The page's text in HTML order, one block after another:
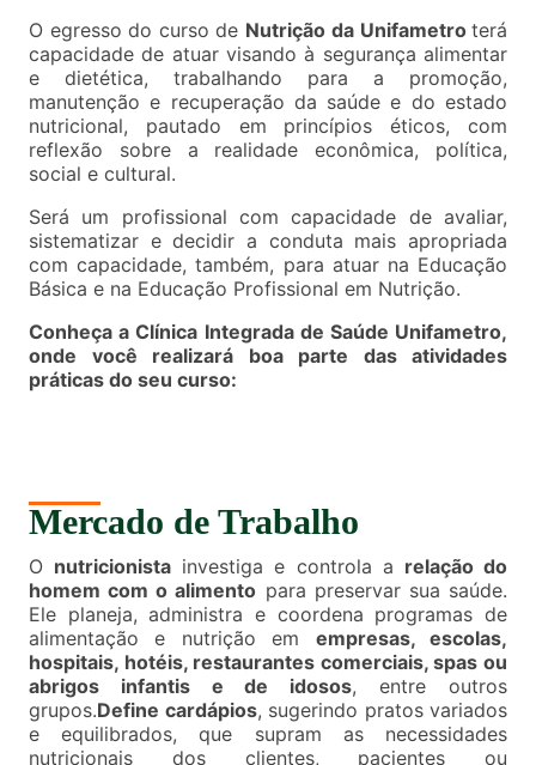
O egresso do curso de Nutrição da Unifametro terá
capacidade de atuar visando à segurança alimentar
e dietética, trabalhando para a promoção,
manutenção e recuperação da saúde e do estado
nutricional, pautado em princípios éticos, com
reflexão sobre a realidade econômica, política,
social e cultural.
Será um profissional com capacidade de avaliar,
sistematizar e decidir a conduta mais apropriada
com capacidade, também, para atuar na Educação
Básica e na Educação Profissional em Nutrição.
Conheça a Clínica Integrada de Saúde Unifametro,
onde você realizará boa parte das atividades
práticas do seu curso:
Mercado de Trabalho
O nutricionista investiga e controla a relação do
homem com o alimento para preservar sua saúde.
Ele planeja, administra e coordena programas de
alimentação e nutrição em empresas, escolas,
hospitais, hotéis, restaurantes comerciais, spas ou
abrigos infantis e de idosos, entre outros
grupos.Define cardápios, sugerindo pratos variados
e equilibrados, que supram as necessidades
nutricionais dos clientes, pacientes ou